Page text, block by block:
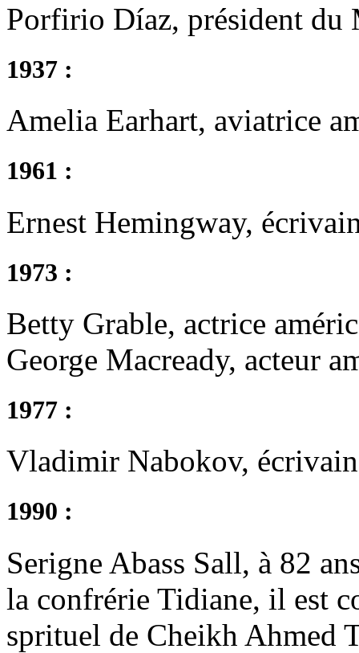
Porfirio Díaz, président du
1937 :
Amelia Earhart, aviatrice
1961 :
Ernest Hemingway,
1973 :
Betty Grable, actrice
George Macready, acteur
1977 :
Vladimir Nabokov,
1990 :
Serigne Abass Sall, à 82
la confrérie Tidiane, il est
sprituel de Cheikh Ahmed